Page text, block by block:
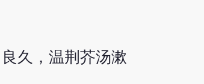
久，温荆芥汤漱